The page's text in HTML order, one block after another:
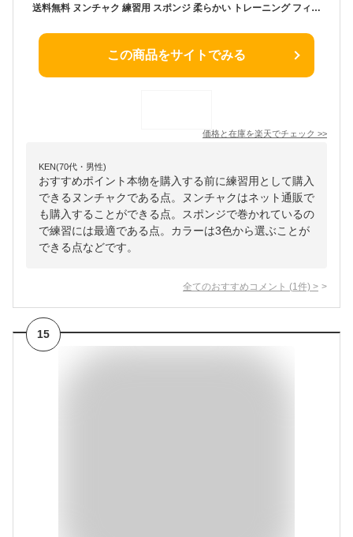
送料無料 ヌンチャク 練習用 スポンジ 柔らかい トレーニング フィットネス 武具 武術 功夫 カンフー 空手
この商品をサイトでみる
価格と在庫を楽天でチェック >>
KEN(70代・男性)
おすすめポイント本物を購入する前に練習用として購入
できるヌンチャクである点。ヌンチャクはネット通販で
も購入することができる点。スポンジで巻かれているの
で練習には最適である点。カラーは3色から選ぶことが
できる点などです。
全てのおすすめコメント (1 件) >
15